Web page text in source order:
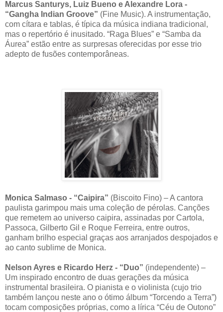
Marcus Santurys, Luiz Bueno e Alexandre Lora -
“Gangha Indian Groove” (Fine Music). A instrumentação,
com cítara e tablas, é típica da música indiana tradicional,
mas o repertório é inusitado. “Raga Blues” e “Samba da
Áurea” estão entre as surpresas oferecidas por esse trio
adepto de fusões contemporâneas.
Monica Salmaso - “Caipira” (Biscoito Fino) – A cantora
paulista garimpou mais uma coleção de pérolas. Canções
que remetem ao universo caipira, assinadas por Cartola,
Passoca, Gilberto Gil e Roque Ferreira, entre outros,
ganham brilho especial graças aos arranjados despojados e
ao canto sublime de Monica.
Nelson Ayres e Ricardo Herz - “Duo” (independente) –
Um inspirado encontro de duas gerações da música
instrumental brasileira. O pianista e o violinista (cujo trio
também lançou neste ano o ótimo álbum “Torcendo a Terra”)
tocam composições próprias, como a lírica “Céu de Outono”